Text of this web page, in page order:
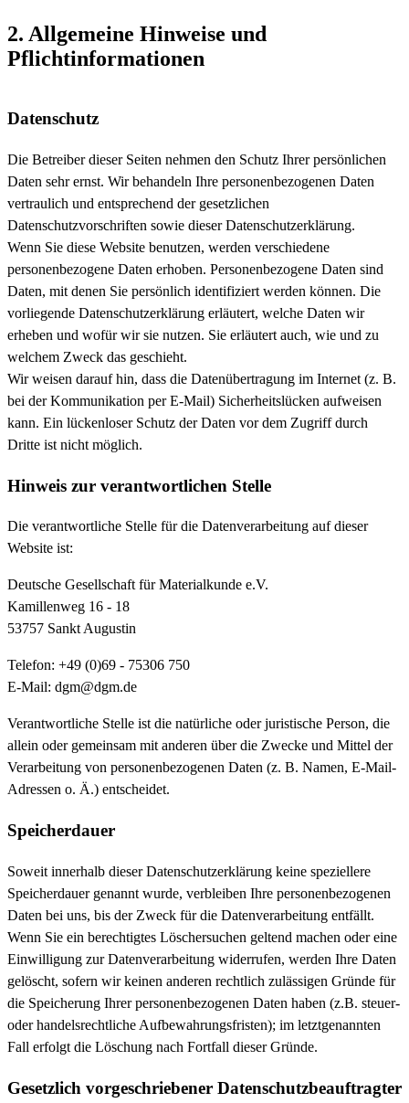
2. Allgemeine Hinweise und
Pflichtinformationen
Datenschutz
Die Betreiber dieser Seiten nehmen den Schutz Ihrer persönlichen
Daten sehr ernst. Wir behandeln Ihre personenbezogenen Daten
vertraulich und entsprechend der gesetzlichen
Datenschutzvorschriften sowie dieser Datenschutzerklärung.
Wenn Sie diese Website benutzen, werden verschiedene
personenbezogene Daten erhoben. Personenbezogene Daten sind
Daten, mit denen Sie persönlich identifiziert werden können. Die
vorliegende Datenschutzerklärung erläutert, welche Daten wir
erheben und wofür wir sie nutzen. Sie erläutert auch, wie und zu
welchem Zweck das geschieht.
Wir weisen darauf hin, dass die Datenübertragung im Internet (z. B.
bei der Kommunikation per E-Mail) Sicherheitslücken aufweisen
kann. Ein lückenloser Schutz der Daten vor dem Zugriff durch
Dritte ist nicht möglich.
Hinweis zur verantwortlichen Stelle
Die verantwortliche Stelle für die Datenverarbeitung auf dieser
Website ist:
Deutsche Gesellschaft für Materialkunde e.V.
Kamillenweg 16 - 18
53757 Sankt Augustin
Telefon: +49 (0)69 - 75306 750
E-Mail: dgm@dgm.de
Verantwortliche Stelle ist die natürliche oder juristische Person, die
allein oder gemeinsam mit anderen über die Zwecke und Mittel der
Verarbeitung von personenbezogenen Daten (z. B. Namen, E-Mail-
Adressen o. Ä.) entscheidet.
Speicherdauer
Soweit innerhalb dieser Datenschutzerklärung keine speziellere
Speicherdauer genannt wurde, verbleiben Ihre personenbezogenen
Daten bei uns, bis der Zweck für die Datenverarbeitung entfällt.
Wenn Sie ein berechtigtes Löschersuchen geltend machen oder eine
Einwilligung zur Datenverarbeitung widerrufen, werden Ihre Daten
gelöscht, sofern wir keinen anderen rechtlich zulässigen Gründe für
die Speicherung Ihrer personenbezogenen Daten haben (z.B. steuer-
oder handelsrechtliche Aufbewahrungsfristen); im letztgenannten
Fall erfolgt die Löschung nach Fortfall dieser Gründe.
Gesetzlich vorgeschriebener Datenschutz­beauftragter